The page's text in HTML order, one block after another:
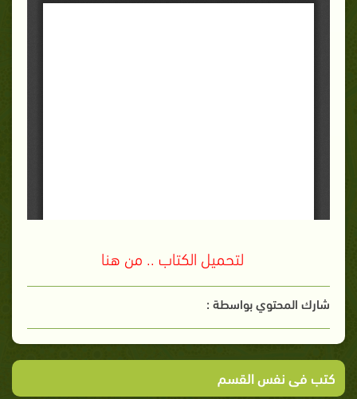
لتحميل الكتاب .. من هنا
شارك المحتوي بواسطة :
كتب فى نفس القسم